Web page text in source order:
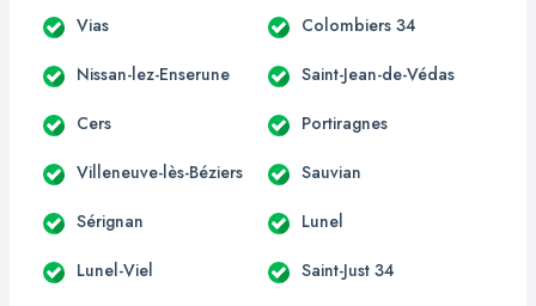
Vias Colombiers 34
Nissan-lez-Enserune Saint-Jean-de-Védas
Cers Portiragnes
Villeneuve-lès-Béziers Sauvian
Sérignan Lunel
Lunel-Viel Saint-Just 34